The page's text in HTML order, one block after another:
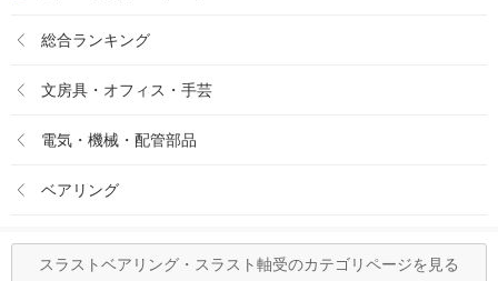
総合ランキング
文房具・オフィス・手芸
電気・機械・配管部品
ベアリング
スラストベアリング・スラスト軸受のカテゴリページを見る